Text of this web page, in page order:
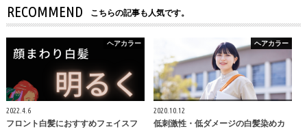
RECOMMEND こちらの記事も人気です。
ヘアカラー
2022.4.6
フロント白髪におすすめフェイスフ
ヘアカラー
2020.10.12
低刺激性・低ダメージの白髪染めカ